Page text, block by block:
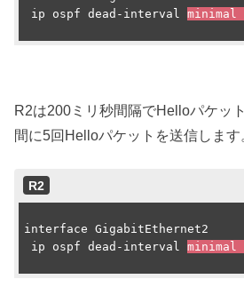
ip ospf dead-interval
R2は200ミリ秒間隔でHelloパケッ
間に5回Helloパケットを送信します
R2
interface GigabitEthernet2
ip ospf dead-interval